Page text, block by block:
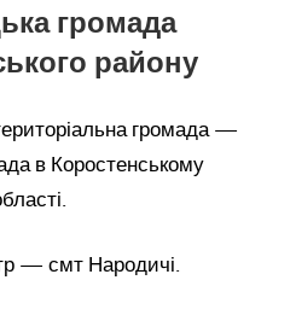
громада
району
громада —
в Коростенському
— смт Народичі.